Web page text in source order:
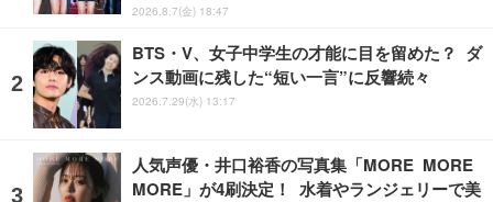
2026.8.7(金) 18:47
BTS・V、女子中学生の才能に目を留めた？ ダ
ンス動画に残した“短い一言”に反響続々
2026.7.29(水) 13:17
人気声優・井口裕香の写真集「MORE MORE
MORE」が4刷決定！ 水着やランジェリーで美